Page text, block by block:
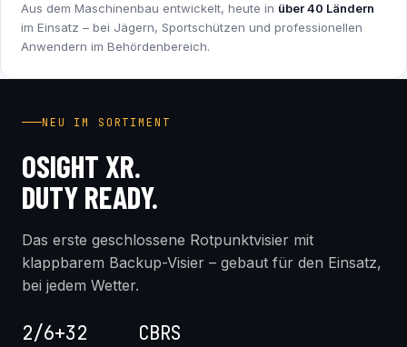
Aus dem Maschinenbau entwickelt, heute in über 40 Ländern
im Einsatz – bei Jägern, Sportschützen und professionellen
Anwendern im Behördenbereich.
NEU IM SORTIMENT
OSIGHT XR.
DUTY READY.
Das erste geschlossene Rotpunktvisier mit
klappbarem Backup-Visier – gebaut für den Einsatz,
bei jedem Wetter.
2/6+32 CBRS